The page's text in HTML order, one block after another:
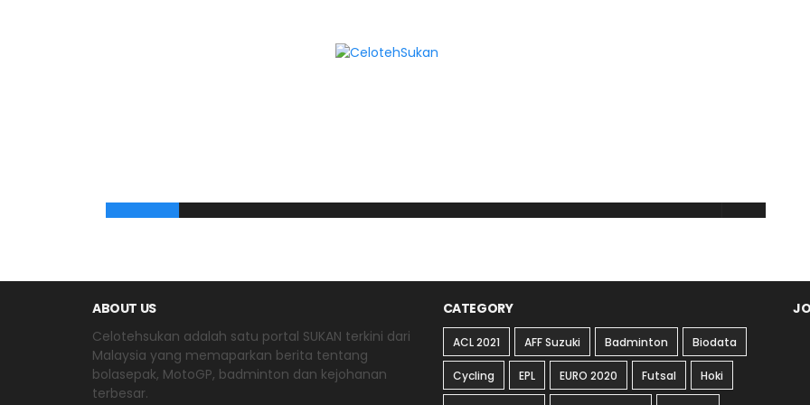
ABOUT US
Celotehsukan adalah satu portal SUKAN terkini dari
Malaysia yang memaparkan berita tentang
bolasepak, MotoGP, badminton dan kejohanan
terbesar.
CATEGORY
ACL 2021 AFF Suzuki Badminton Biodata
Cycling EPL EURO 2020 Futsal Hoki